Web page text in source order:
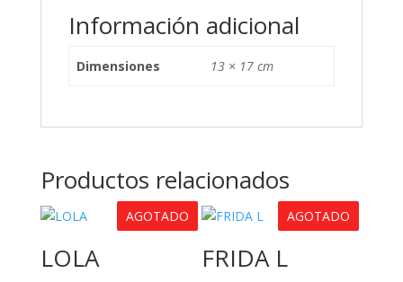
Información adicional
Dimensiones 13 × 17 cm
Productos relacionados
AGOTADO
LOLA
AGOTADO
FRIDA L